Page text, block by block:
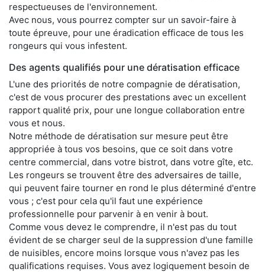
respectueuses de l'environnement.
Avec nous, vous pourrez compter sur un savoir-faire à
toute épreuve, pour une éradication efficace de tous les
rongeurs qui vous infestent.
Des agents qualifiés pour une dératisation efficace
L'une des priorités de notre compagnie de dératisation,
c'est de vous procurer des prestations avec un excellent
rapport qualité prix, pour une longue collaboration entre
vous et nous.
Notre méthode de dératisation sur mesure peut être
appropriée à tous vos besoins, que ce soit dans votre
centre commercial, dans votre bistrot, dans votre gîte, etc.
Les rongeurs se trouvent être des adversaires de taille,
qui peuvent faire tourner en rond le plus déterminé d'entre
vous ; c'est pour cela qu'il faut une expérience
professionnelle pour parvenir à en venir à bout.
Comme vous devez le comprendre, il n'est pas du tout
évident de se charger seul de la suppression d'une famille
de nuisibles, encore moins lorsque vous n'avez pas les
qualifications requises. Vous avez logiquement besoin de